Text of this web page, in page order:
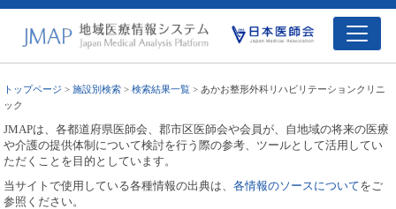
トップページ >施設別検索 >検索結果一覧 > あかお整形外科リハビリテーションクリニ
ック
JMAPは、各都道府県医師会、郡市区医師会や会員が、自地域の将来の医療
や介護の提供体制について検討を行う際の参考、ツールとして活用してい
ただくことを目的としています。
当サイトで使用している各種情報の出典は、各情報のソースについてをご
参照ください。